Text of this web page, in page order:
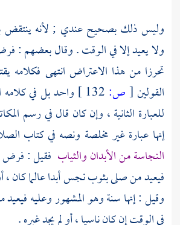
وليس ذلك بصحيح عندي ; لأنه ينتقض
ولا يعيد إلا في الوقت . وقال بعضهم :
تحرزا من هذا الاعتراض انتهى فكلامه
القولين[ص:
واحد بل في كلامه
للعبارة الثانية ، وإن كان قال في رسم
إنها عبارة غير مخلصة ونصه في كتاب
النجاسة من الأبدان والثياب فقيل :
فيعيد من صلى بثوب نجس أبدا عالما كان ،
وقيل : إنها سنة وهو المشهور وعليه
في الوقت إن كان ناسيا ، أو لم يجد غيره .